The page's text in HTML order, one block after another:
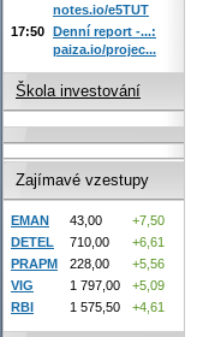
notes.io/e5TUT
17:50 Denní report -...:
paiza.io/projec...
Škola investování
Zajímavé vzestupy
EMAN 43,00
+7,50
DETEL
710,00
+6,61
PRAPM
228,00
+5,56
VIG
1 797,00
+5,09
RBI
1 575,50 +4,61